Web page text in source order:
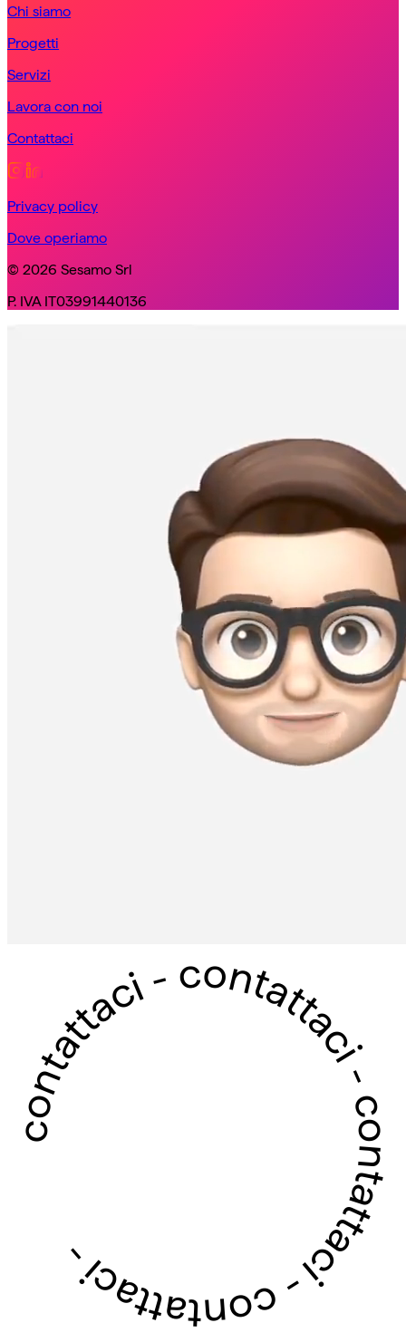
Chi siamo
Progetti
Servizi
Lavora con noi
Contattaci
Privacy policy
Dove operiamo
© 2026 Sesamo Srl
P. IVA IT03991440136
contattaci - contattaci - contattaci - contattaci -